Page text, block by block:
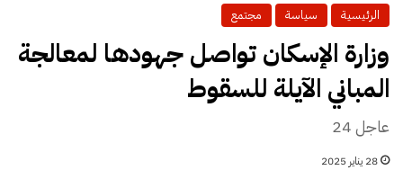
الرئيسية سياسة مجتمع
وزارة الإسكان تواصل جهودها لمعالجة
المباني الآيلة للسقوط
عاجل 24
28 يناير 2025